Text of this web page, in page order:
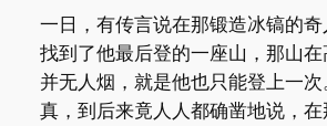
一日，有传言说在那锻造冰镐的
找到了他最后登的一座山，那山
并无人烟，就是他也只能登上一
真，到后来竟人人都确凿地说，